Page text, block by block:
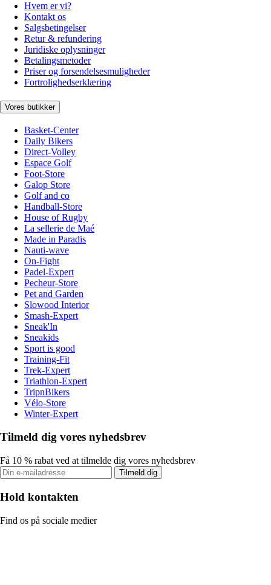
Hvem er vi?
Kontakt os
Salgsbetingelser
Retur & refundering
Juridiske oplysninger
Betalingsmetoder
Priser og forsendelsesmuligheder
Fortrolighedserklæring
Vores butikker
Basket-Center
Daily Bikers
Direct-Volley
Espace Golf
Foot-Store
Galop Store
Golf and co
Handball-Store
House of Rugby
La sellerie de Maé
Made in Paradis
Nauti-wave
On-Fight
Padel-Expert
Pecheur-Store
Pet and Garden
Slowood Interior
Smash-Expert
Sneak'In
Sneakids
Sport is good
Training-Fit
Trek-Expert
Triathlon-Expert
TripnBikers
Vélo-Store
Winter-Expert
Tilmeld dig vores nyhedsbrev
Få 10 % rabat ved at tilmelde dig vores nyhedsbrev
Tilmeld dig
Hold kontakten
Find os på sociale medier